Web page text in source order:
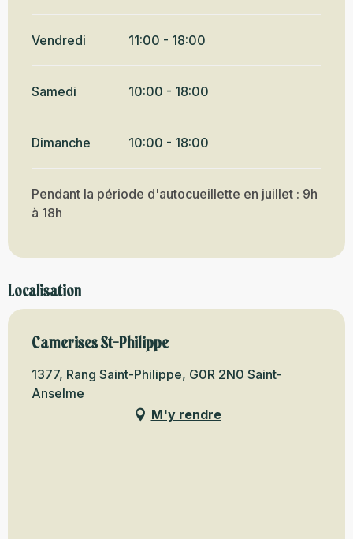
Vendredi 11:00 - 18:00
Samedi 10:00 - 18:00
Dimanche 10:00 - 18:00
Pendant la période d'autocueillette en juillet : 9h
à 18h
Localisation
Camerises St-Philippe
1377, Rang Saint-Philippe, G0R 2N0 Saint-
Anselme
M'y rendre